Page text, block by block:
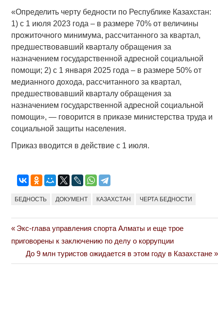
«Определить черту бедности по Республике Казахстан:
1) с 1 июля 2023 года – в размере 70% от величины
прожиточного минимума, рассчитанного за квартал,
предшествовавший кварталу обращения за
назначением государственной адресной социальной
помощи; 2) с 1 января 2025 года – в размере 50% от
медианного дохода, рассчитанного за квартал,
предшествовавший кварталу обращения за
назначением государственной адресной социальной
помощи», — говорится в приказе министерства труда и
социальной защиты населения.
Приказ вводится в действие с 1 июля.
БЕДНОСТЬ ДОКУМЕНТ КАЗАХСТАН ЧЕРТА БЕДНОСТИ
Навигация
Previous
Post:
Экс-глава управления спорта Алматы и еще трое
приговорены к заключению по делу о коррупции
Next
Post:
До 9 млн туристов ожидается в этом году в Казахстане